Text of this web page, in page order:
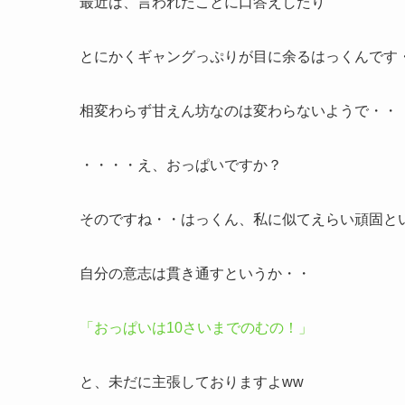
とにかくギャングっぷりが目に余るはっくんです
相変わらず甘えん坊なのは変わらないようで・・
・・・・え、おっぱいですか？
そのですね・・はっくん、私に似てえらい頑固と
自分の意志は貫き通すというか・・
「おっぱいは10さいまでのむの！」
と、未だに主張しておりますよww